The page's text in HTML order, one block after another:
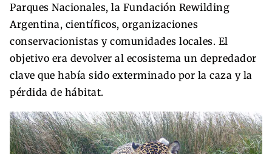
Parques Nacionales, la Fundación Rewilding
Argentina, científicos, organizaciones
conservacionistas y comunidades locales. El
objetivo era devolver al ecosistema un depredador
clave que había sido exterminado por la caza y la
pérdida de hábitat.